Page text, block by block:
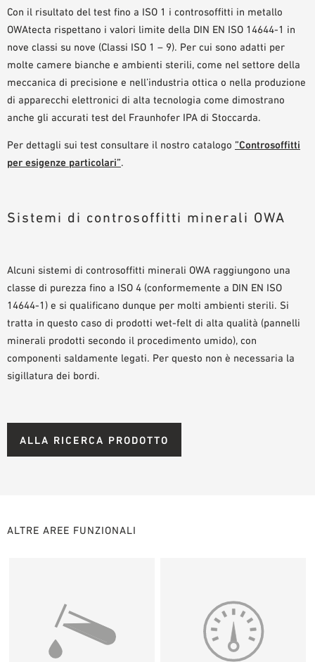
Con il risultato del test fino a ISO 1 i controsoffitti in metallo
OWAtecta rispettano i valori limite della DIN EN ISO 14644-1 in
nove classi su nove (Classi ISO 1 – 9). Per cui sono adatti per
molte camere bianche e ambienti sterili, come nel settore della
meccanica di precisione e nell’industria ottica o nella produzione
di apparecchi elettronici di alta tecnologia come dimostrano
anche gli accurati test del Fraunhofer IPA di Stoccarda.
Per dettagli sui test consultare il nostro catalogo ”Controsoffitti
per esigenze particolari”.
Sistemi di controsoffitti minerali OWA
Alcuni sistemi di controsoffitti minerali OWA raggiungono una
classe di purezza fino a ISO 4 (conformemente a DIN EN ISO
14644-1) e si qualificano dunque per molti ambienti sterili. Si
tratta in questo caso di prodotti wet-felt di alta qualità (pannelli
minerali prodotti secondo il procedimento umido), con
componenti saldamente legati. Per questo non è necessaria la
sigillatura dei bordi.
ALLA RICERCA PRODOTTO
ALTRE AREE FUNZIONALI